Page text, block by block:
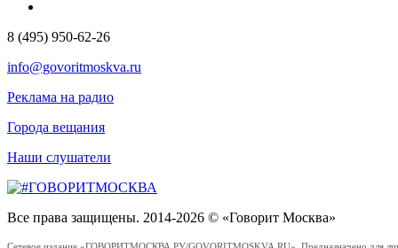
8 (495) 950-62-26
info@govoritmoskva.ru
Реклама на радио
Города вещания
Наши слушатели
Все права защищены. 2014-2026 © «Говорит Москва»